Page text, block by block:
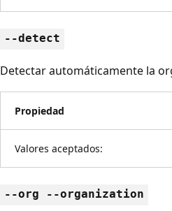
--detect
Detectar automáticamente la
Propiedad
Valores aceptados:
--org --organization